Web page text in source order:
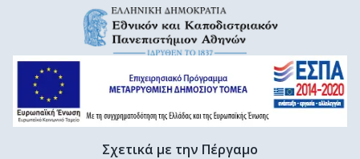
Σχετικά με την Πέργαμο